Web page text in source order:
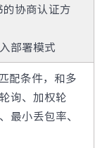
协商认证方
部署模式
配条件，和多
询、加权轮
最小丢包率、